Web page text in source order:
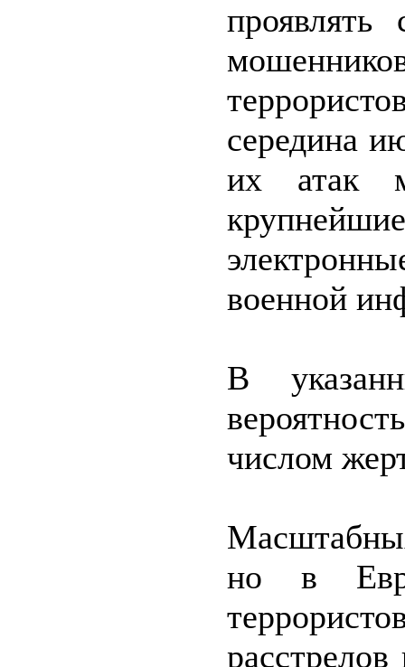
середина
их атак
военной
В
числом
но в